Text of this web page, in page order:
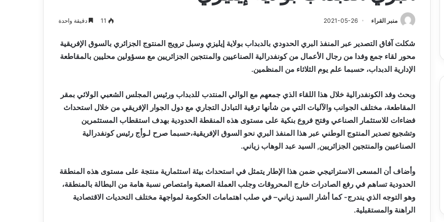
منبر القراء 2021-05-26
11 دقيقة واحدة
شكلت آفاق التصدير عبر المنفذ البري الحدودي بالدبداب بولاية إيليزي وسبل ترويج المنتوج الجزائري بالسوق الإفريقية
محور لقاء جمع وفدا من رجال الأعمال من كونفدرالية الصناعيين والمنتجين الجزائريين مع مسؤولين محليين بالمقاطعة
الإدارية الدبداب، حسبما علم يوم الثلاثاء من المنظمين.
وبحث وفد الكونفدرالية خلال هذا اللقاء الذي جمعهم مع الوالي المنتدب للدبداب ورئيس المجلس الشعبي الولائي بمقر
المقاطعة، مختلف الجوانب والآليات التي من شأنها ترقية التبادل التجاري مع دول الجوار الإفريقي من خلال استحداث
فضاءات للاستثمار الصناعي وفتح فروع بنكية على مستوى هذه المنقطة الحدودية بهدف استقطاب المستثمرين
وتشجيع تصدير المنتوج الوطني عبر هذا المنفذ البري نحو السوق الإفريقية،حسبما صرح لـوأج رئيس كونفدرالية
الصناعيين والمنتجين الجزائريين, السيد عبد الوهاب زياني.
وأضاف أن المسعى الاستراتيجي ضمن هذا الإطار يتمثل في استحداث بيئة استثمارية منتجة على مستوى هذه المنطقة
الحدودية تساهم في رفع الصادرات خارج المحروقات وجلب العملة الصعبة وامتصاص نسبة هامة من البطالة بالمنطقة،
وهو التوجه الذي يندرج- كما أشار السيد زياني– في صلب اهتمامات الحكومة لمواجهة مختلف التحديات الاقتصادية
الراهنة والمستقبلية.
وفاق سطيف يضم المدافع شمس
بوابة
“جبايتك”
إرشادية لتسهيل الدفع الإلكتروني عبر